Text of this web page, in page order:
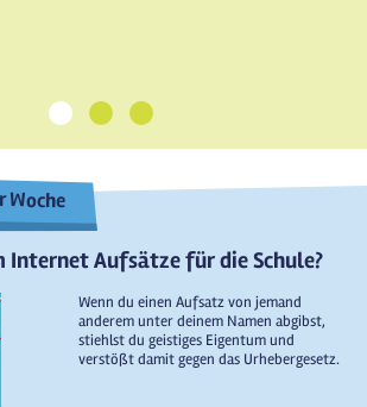
1 2 3
Woche
Internet Aufsätze für die Schule?
Wenn du einen Aufsatz von jemand
anderem unter deinem Namen abgibst,
stiehlst du geistiges Eigentum und
verstößt damit gegen das Urhebergesetz.